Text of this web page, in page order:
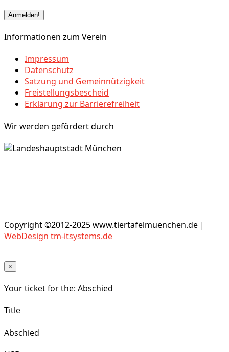
Informationen zum Verein
Impressum
Datenschutz
Satzung und Gemeinnützigkeit
Freistellungsbescheid
Erklärung zur Barrierefreiheit
Wir werden gefördert durch
Copyright ©2012-2025 www.tiertafelmuenchen.de |
WebDesign tm-itsystems.de
×
Your ticket for the: Abschied
Title
Abschied